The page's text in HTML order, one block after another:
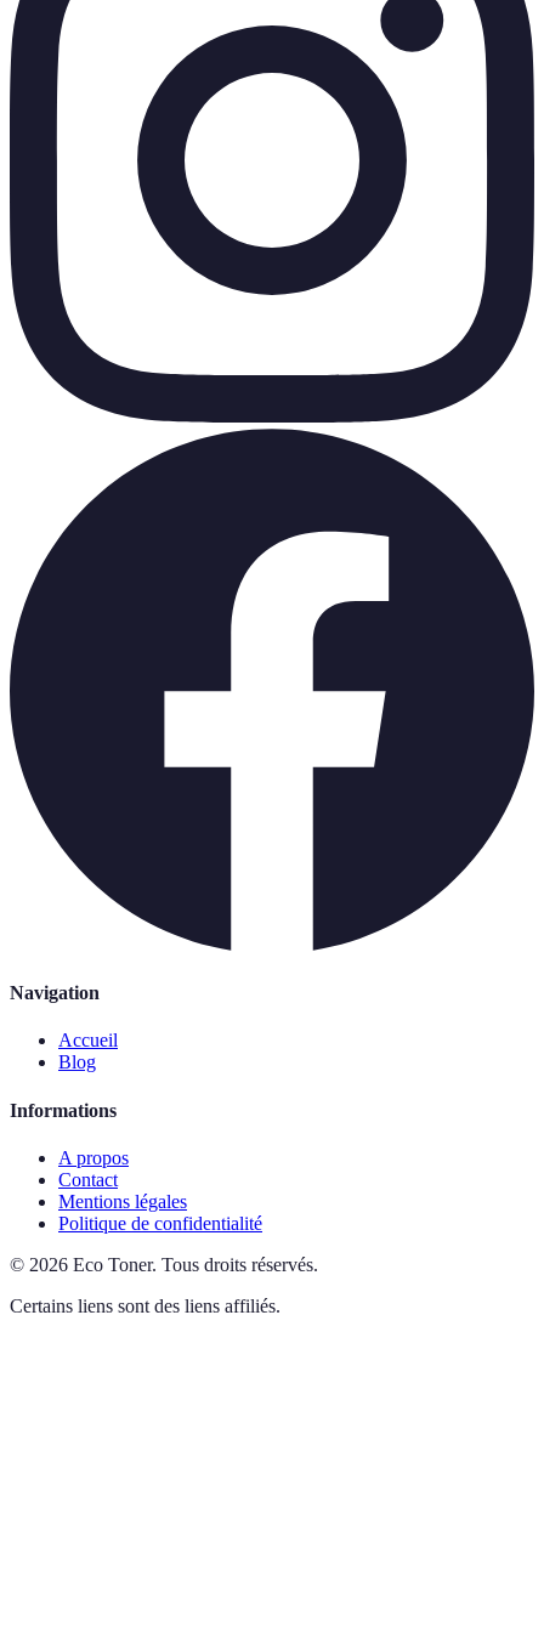
Navigation
Accueil
Blog
Informations
A propos
Contact
Mentions légales
Politique de confidentialité
© 2026 Eco Toner. Tous droits réservés.
Certains liens sont des liens affiliés.